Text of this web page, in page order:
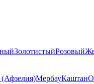
ЗолотистыйРозовый
(Афзелия)МербауКаштан